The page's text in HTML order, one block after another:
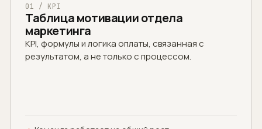
01 / KPI
Таблица мотивации отдела
маркетинга
KPI, формулы и логика оплаты, связанная с
результатом, а не только с процессом.